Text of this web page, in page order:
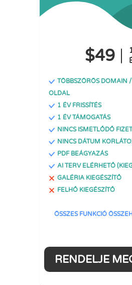
$49
TÖBBSZÖRÖS DOMAIN
OLDAL
1 ÉV FRISSÍTÉS
1 ÉV TÁMOGATÁS
NINCS ISMETLŐDŐ
NINCS DÁTUM
PDF BEÁGYAZÁS
AI TERV ELÉRHETŐ
GALÉRIA KIEGÉSZÍTŐ
FELHŐ KIEGÉSZÍTŐ
ÖSSZES FUNKCIÓ
RENDELJE